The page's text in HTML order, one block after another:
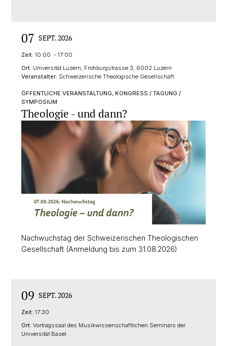
07 SEPT. 2026
Zeit: 10:00 - 17:00
Ort: Universität Luzern, Frohburgstrasse 3, 6002 Luzern
Veranstalter: Schweizerische Theologische Gesellschaft
ÖFFENTLICHE VERANSTALTUNG, KONGRESS / TAGUNG /
SYMPOSIUM
Theologie - und dann?
Nachwuchstag der Schweizerischen Theologischen
Gesellschaft (Anmeldung bis zum 31.08.2026)
09 SEPT. 2026
Zeit: 17:30
Ort: Vortragssaal des Musikwissenschaftlichen Seminars der
Universität Basel